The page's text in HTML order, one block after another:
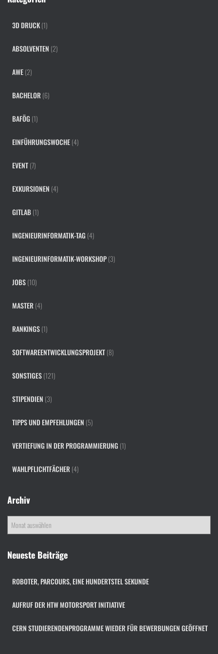
:
3D DRUCK(1)
ABSOLVENTEN (2)
AWE(2)
BACHELOR(6)
BAFÖG (1)
EINFÜHRUNGSWOCHE(4)
EVENT(7)
EXKURSIONEN (4)
GITLAB(1)
INGENIEURINFORMATIK-TAG (4)
INGENIEURINFORMATIK-WORKSHOP(3)
JOBS(10)
MASTER(4)
RANKINGS(1)
SOFTWAREENTWICKLUNGSPROJEKT(8)
SONSTIGES(121)
STIPENDIEN (3)
TIPPS UND EMPFEHLUNGEN (5)
VERTIEFUNG IN DER PROGRAMMIERUNG (1)
WAHLPFLICHTFÄCHER(4)
Archiv
r
h
Neueste Beiträge
ROBOTER, PARCOURS, EINE HUNDERTSTEL SEKUNDE
AUFRUF DER HTW MOTORSPORT INITIATIVE
CERN STUDIERENDENPROGRAMME WIEDER FÜR BEWERBUNGEN GEÖFFNET